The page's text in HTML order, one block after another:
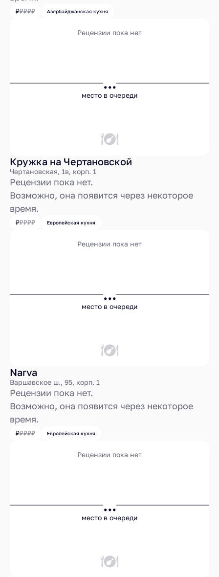
Азербайджанская кухня
Рецензии пока нет
...
место в очереди
Кружка на Чертановской
Чертановская, 1в, корп. 1
Рецензии пока нет.
Возможно, она появится через некоторое
время.
Европейская кухня
Рецензии пока нет
...
место в очереди
Narva
Варшавское ш., 95, корп. 1
Рецензии пока нет.
Возможно, она появится через некоторое
время.
Европейская кухня
Рецензии пока нет
...
место в очереди